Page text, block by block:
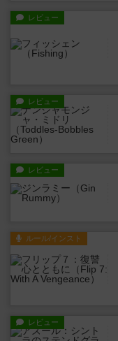
レビュー
レビュー
レビュー
ルール/インスト
レビュー